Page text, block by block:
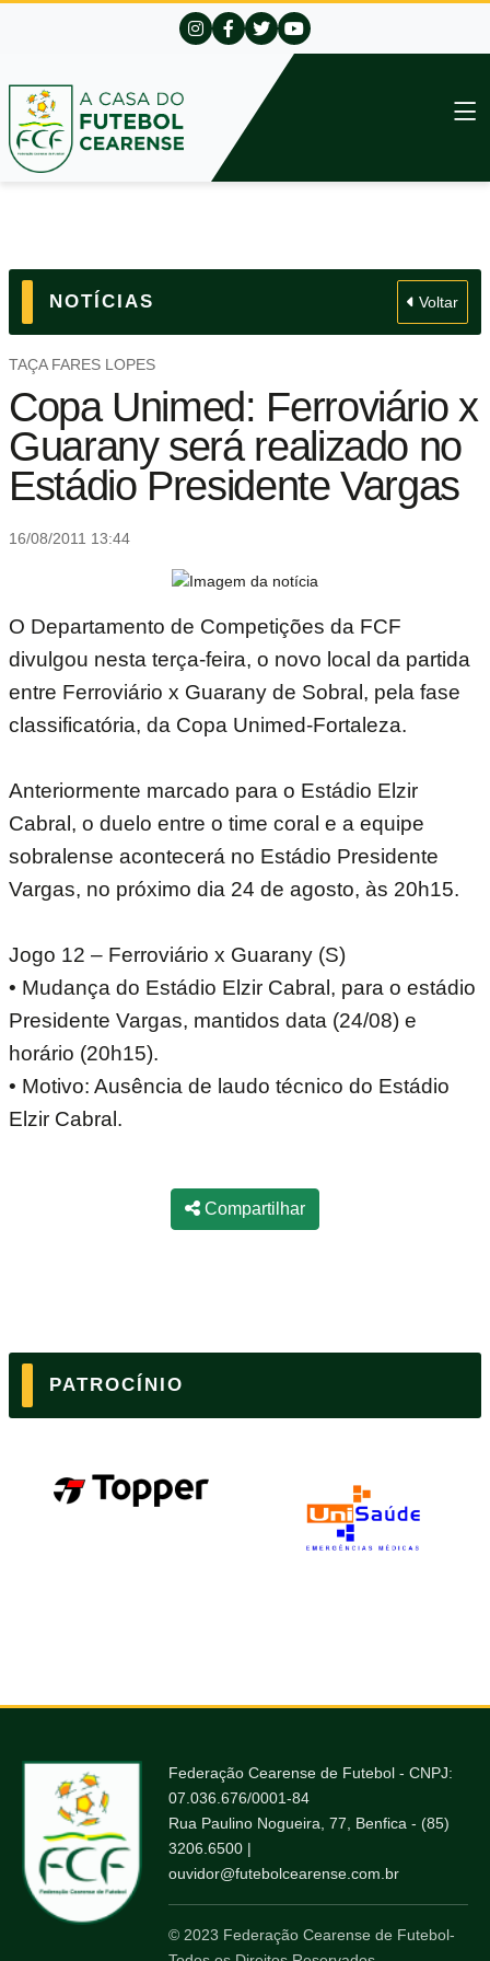
NOTÍCIAS Voltar
TAÇA FARES LOPES
Copa Unimed: Ferroviário x
Guarany será realizado no
Estádio Presidente Vargas
16/08/2011 13:44
O Departamento de Competições da FCF
divulgou nesta terça-feira, o novo local da partida
entre Ferroviário x Guarany de Sobral, pela fase
classificatória, da Copa Unimed-Fortaleza.
Anteriormente marcado para o Estádio Elzir
Cabral, o duelo entre o time coral e a equipe
sobralense acontecerá no Estádio Presidente
Vargas, no próximo dia 24 de agosto, às 20h15.
Jogo 12 – Ferroviário x Guarany (S)
• Mudança do Estádio Elzir Cabral, para o estádio
Presidente Vargas, mantidos data (24/08) e
horário (20h15).
• Motivo: Ausência de laudo técnico do Estádio
Elzir Cabral.
Compartilhar
PATROCÍNIO
Federação Cearense de Futebol - CNPJ:
07.036.676/0001-84
Rua Paulino Nogueira, 77, Benfica - (85)
3206.6500 |
ouvidor@futebolcearense.com.br
© 2023 Federação Cearense de Futebol-